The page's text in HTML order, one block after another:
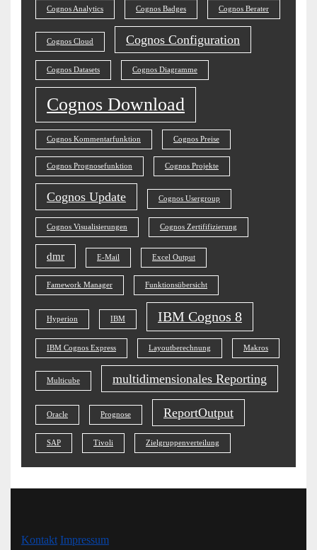
Cognos Analytics Cognos Badges Cognos Berater
Cognos Cloud Cognos Configuration
Cognos Datasets Cognos Diagramme
Cognos Download
Cognos Kommentarfunktion Cognos Preise
Cognos Prognosefunktion Cognos Projekte
Cognos Update Cognos Usergroup
Cognos Visualisierungen Cognos Zertififizierung
dmr E-Mail Excel Output
Famework Manager Funktionsübersicht
Hyperion IBM IBM Cognos 8
IBM Cognos Express Layoutberechnung Makros
Multicube multidimensionales Reporting
Oracle Prognose ReportOutput
SAP Tivoli Zielgruppenverteilung
Kontakt Impressum